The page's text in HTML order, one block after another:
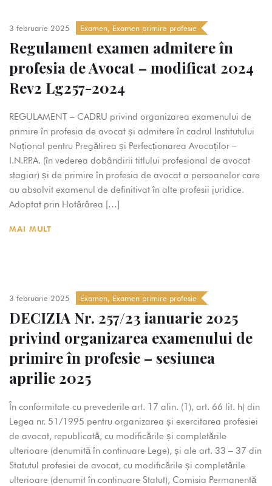
3 februarie 2025 Examen, Examen primire profesie
Regulament examen admitere în
profesia de Avocat – modificat 2024
Rev2 Lg257-2024
REGULAMENT – CADRU privind organizarea examenului de
primire în profesia de avocat și admitere în cadrul Institutului
Național pentru Pregătirea și Perfecționarea Avocaților –
I.N.P.P.A. (în vederea dobândirii titlului profesional de avocat
stagiar) și de primire în profesia de avocat a persoanelor care
au absolvit examenul de definitivat în alte profesii juridice.
Adoptat prin Hotărârea […]
MAI MULT
3 februarie 2025 Examen, Examen primire profesie
DECIZIA Nr. 257/23 ianuarie 2025
privind organizarea examenului de
primire în profesie – sesiunea
aprilie 2025
În conformitate cu prevederile art. 17 alin. (1), art. 66 lit. h) din
Legea nr. 51/1995 pentru organizarea și exercitarea profesiei
de avocat, republicată, cu modificările și completările
ulterioare (denumită în continuare Lege), și ale art. 33 – 37 din
Statutul profesiei de avocat, cu modificările și completările
ulterioare (denumit în continuare Statut), Comisia Permanentă